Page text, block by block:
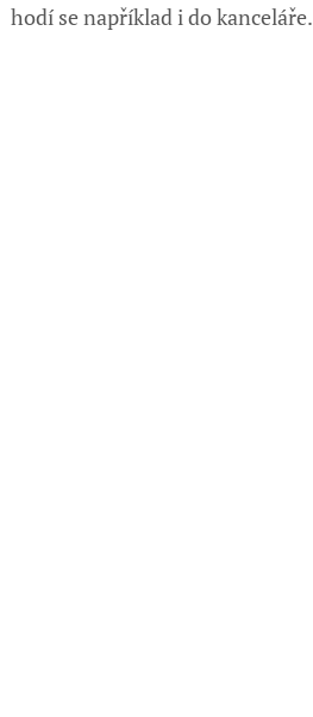
hodí se například i do kanceláře.